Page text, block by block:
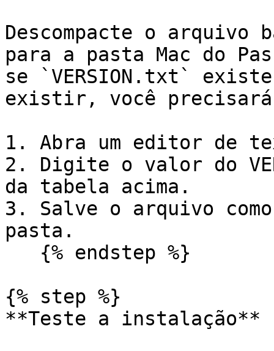
Descompacte o arquivo
para a pasta Mac do
se `VERSION.txt`
existir, você
1. Abra um editor de
2. Digite o valor do
da tabela acima.
3. Salve o arquivo como
pasta.
{% step %}
**Teste a instalação**